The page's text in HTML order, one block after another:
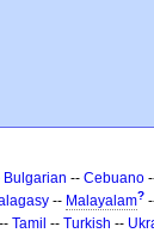
Bulgarian -- Cebuano
-- Malayalam?
-- Tamil -- Turkish --